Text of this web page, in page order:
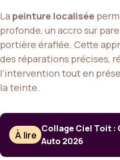
La peinture localisée
profonde, un accro sur
portière éraflée. Cette
des réparations précises,
l’intervention tout en
la teinte.
À lire
Collage Ciel Toit :
Auto 2026